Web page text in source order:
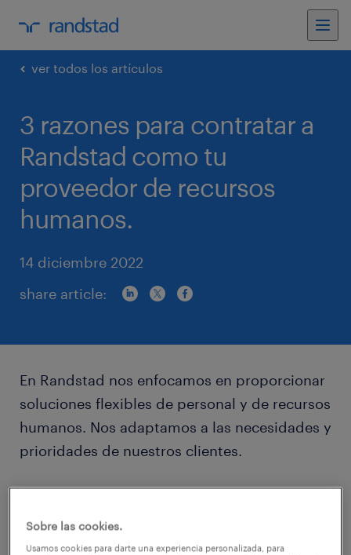
ver todos los artículos
3 razones para contratar a
Randstad como tu
proveedor de recursos
humanos.
14 diciembre 2022
share article:
En Randstad nos enfocamos en proporcionar
soluciones flexibles de personal y de recursos
humanos. Nos adaptamos a las necesidades y
prioridades de nuestros clientes.
características únicas en el mercado, somos
una compañía transnacional con políticas y
Sobre las cookies.
Usamos cookies para darte una experiencia personalizada, para